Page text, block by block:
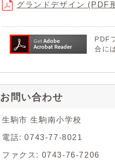
グランドデザイン (PDF
PDF
合に
お問い合わせ
生駒市 生駒南小学校
電話: 0743-77-8021
ファクス: 0743-76-7206